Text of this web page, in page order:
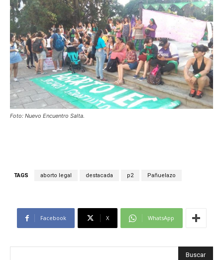
Foto: Nuevo Encuentro Salta.
TAGS aborto legal destacada p2 Pañuelazo
Facebook X WhatsApp